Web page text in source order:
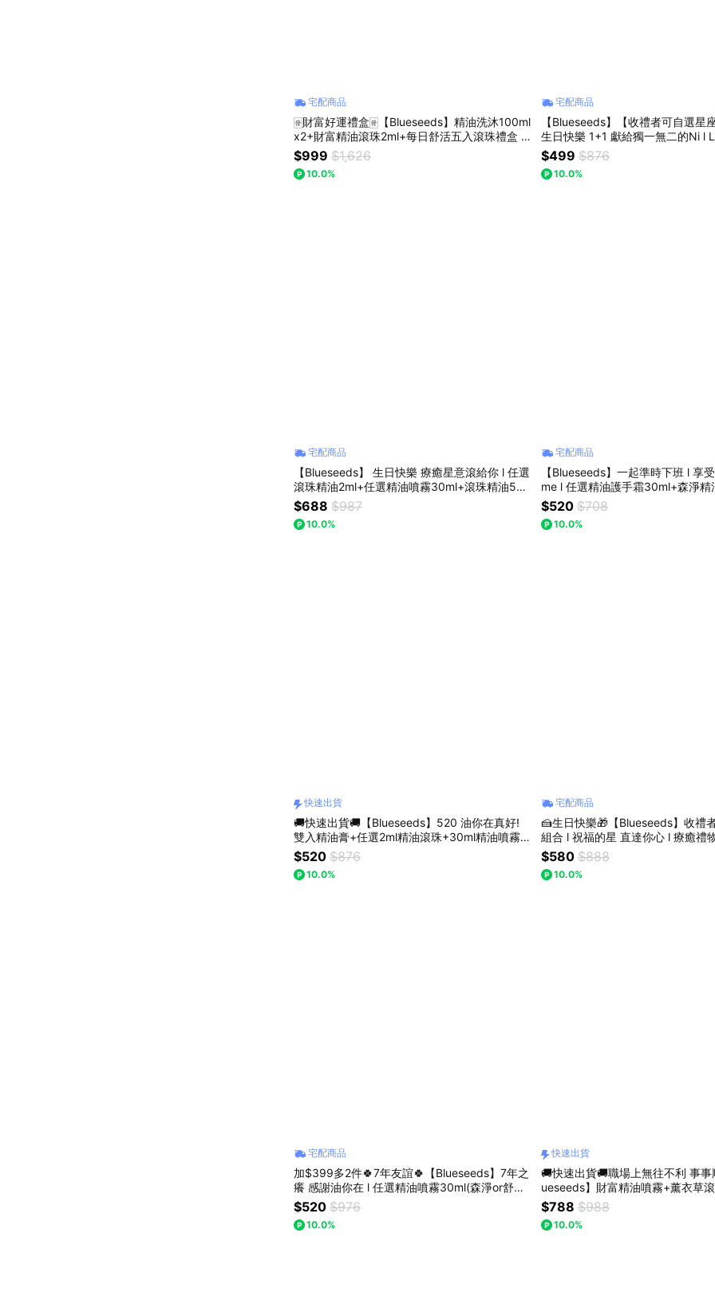
宅配商品
🀅財富好運禮盒🀅【Blueseeds】精油洗沐100ml
x2+財富精油滾珠2ml+每日舒活五入滾珠禮盒 l
芙彤園
$999 $1,626
10.0%
宅配商品
【Blueseeds】【收禮者可自選星
生日快樂 1+1 獻給獨一無二的Ni l
$499 $876
10.0%
宅配商品
【Blueseeds】 生日快樂 療癒星意滾給你 l 任選
滾珠精油2ml+任選精油噴霧30ml+滾珠精油5ml
(5入/盒) l 芙彤園
$688 $987
10.0%
宅配商品
【Blueseeds】一起準時下班 l 享
me l 任選精油護手霜30ml+森淨
芙彤園
$520 $708
10.0%
快速出貨
🚚快速出貨🚚【Blueseeds】520 油你在真好!
雙入精油膏+任選2ml精油滾珠+30ml精油噴霧 l
芙彤園
$520 $876
10.0%
宅配商品
🍰生日快樂🎁【Blueseeds】收禮
組合 l 祝福的星 直達你心 l 療癒禮
$580 $888
10.0%
宅配商品
加$399多2件🍀7年友誼🍀【Blueseeds】7年之
癢 感謝油你在 l 任選精油噴霧30ml(森淨or舒眠)
+精油滾珠5ml(舒眠or舒緩) l 芙彤園
$520 $976
10.0%
快速出貨
🚚快速出貨🚚職場上無往不利 事
ueseeds】財富精油噴霧+薰衣草
(薰衣草/薄荷)精油膏 l 芙彤園
$788 $988
10.0%